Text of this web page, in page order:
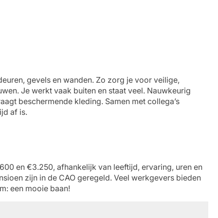
gevels en wanden. Zo zorg je voor veilige,
Je werkt vaak buiten en staat veel. Nauwkeurig
beschermende kleding. Samen met collega’s
af is.
en €3.250, afhankelijk van leeftijd, ervaring, uren en
zijn in de CAO geregeld. Veel werkgevers bieden
een mooie baan!